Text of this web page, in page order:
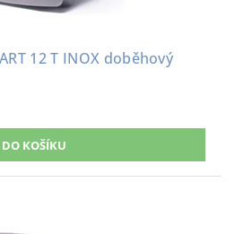
12 T INOX doběhový